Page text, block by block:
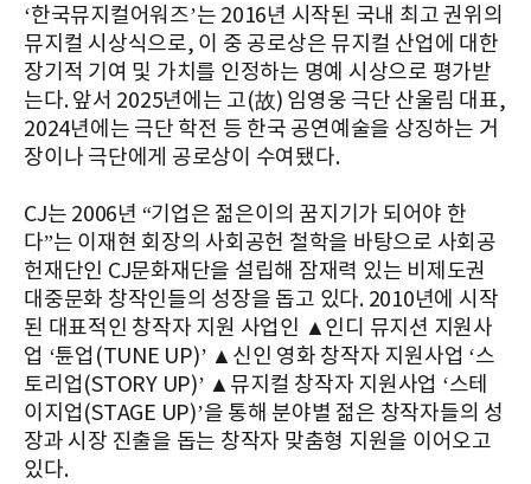
‘한국뮤지컬어워즈’는 2016년 시작된 국내 최고 권위의
뮤지컬 시상식으로, 이 중 공로상은 뮤지컬 산업에 대한
장기적 기여 및 가치를 인정하는 명예 시상으로 평가받
는다. 앞서 2025년에는 고(故) 임영웅 극단 산울림 대표,
2024년에는 극단 학전 등 한국 공연예술을 상징하는 거
장이나 극단에게 공로상이 수여됐다.
CJ는 2006년 “기업은 젊은이의 꿈지기가 되어야 한
다”는 이재현 회장의 사회공헌 철학을 바탕으로 사회공
헌재단인 CJ문화재단을 설립해 잠재력 있는 비제도권
대중문화 창작인들의 성장을 돕고 있다. 2010년에 시작
된 대표적인 창작자 지원 사업인 ▲인디 뮤지션 지원사
업 ‘튠업(TUNE UP)’ ▲신인 영화 창작자 지원사업 ‘스
토리업(STORY UP)’ ▲뮤지컬 창작자 지원사업 ‘스테
이지업(STAGE UP)’을 통해 분야별 젊은 창작자들의 성
장과 시장 진출을 돕는 창작자 맞춤형 지원을 이어오고
있다.